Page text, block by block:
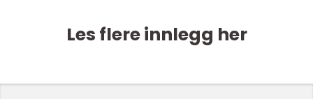
Les flere innlegg her